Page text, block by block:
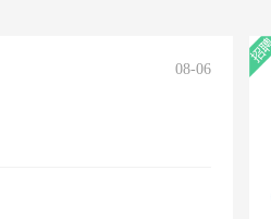
08-06